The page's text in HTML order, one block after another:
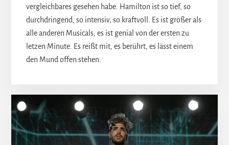
vergleichbares gesehen habe. Hamilton ist so tief, so
durchdringend, so intensiv, so kraftvoll. Es ist größer als
alle anderen Musicals, es ist genial von der ersten zu
letzen Minute. Es reißt mit, es berührt, es lässt einem
den Mund offen stehen.